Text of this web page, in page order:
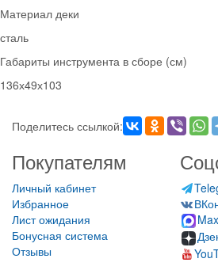
Материал деки
сталь
Габариты инструмента в сборе (см)
136х49х103
Поделитесь ссылкой:
Покупателям
Личный кабинет
Избранное
Лист ожидания
Бонусная система
Отзывы
Max